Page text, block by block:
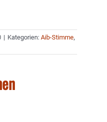
| Kategorien: Aib-Stimme,